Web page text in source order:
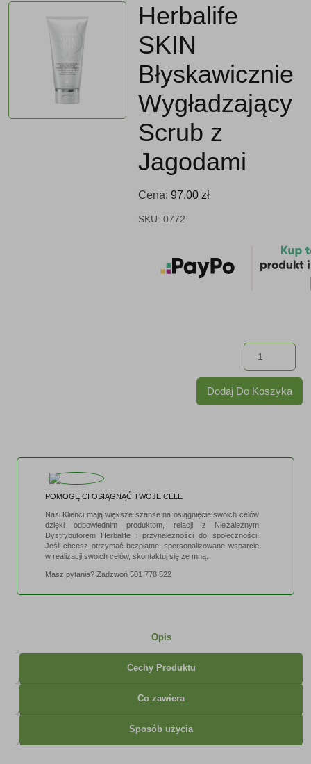
Herbalife
SKIN
Błyskawicznie
Wygładzający
Scrub z
Jagodami
Cena: 97.00 zł
SKU: 0772
Dodaj Do Koszyka
POMOGĘ CI OSIĄGNĄĆ TWOJE CELE
Nasi Klienci mają większe szanse na osiągnięcie swoich celów
dzięki odpowiednim produktom, relacji z Niezależnym
Dystrybutorem Herbalife i przynależności do społeczności.
Jeśli chcesz otrzymać bezpłatne, spersonalizowane wsparcie
w realizacji swoich celów, skontaktuj się ze mną.
Masz pytania? Zadzwoń 501 778 522
Opis
Cechy Produktu
Co zawiera
Sposób użycia